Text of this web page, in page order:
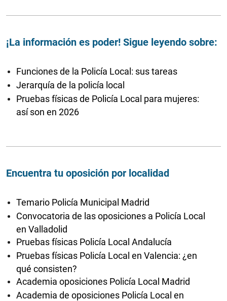
¡La información es poder! Sigue leyendo sobre:
Funciones de la Policía Local: sus tareas
Jerarquía de la policía local
Pruebas físicas de Policía Local para mujeres:
así son en 2026
Encuentra tu oposición por localidad
Temario Policía Municipal Madrid
Convocatoria de las oposiciones a Policía Local
en Valladolid
Pruebas físicas Policía Local Andalucía
Pruebas físicas Policía Local en Valencia: ¿en
qué consisten?
Academia oposiciones Policía Local Madrid
Academia de oposiciones Policía Local en